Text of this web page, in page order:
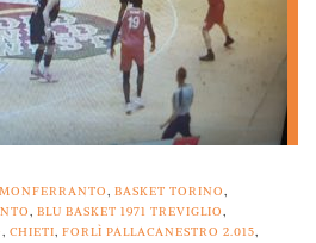
, BASKET TORINO,
, BLU BASKET 1971 TREVIGLIO,
, CHIETI, FORLÌ PALLACANESTRO 2.015,